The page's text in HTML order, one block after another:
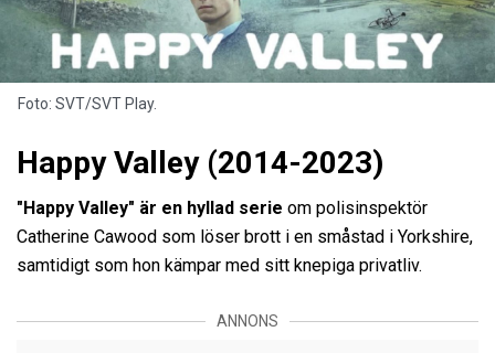
Foto: SVT/SVT Play.
Happy Valley (2014-2023)
"Happy Valley" är en hyllad serie om polisinspektör
Catherine Cawood som löser brott i en småstad i Yorkshire,
samtidigt som hon kämpar med sitt knepiga privatliv.
ANNONS